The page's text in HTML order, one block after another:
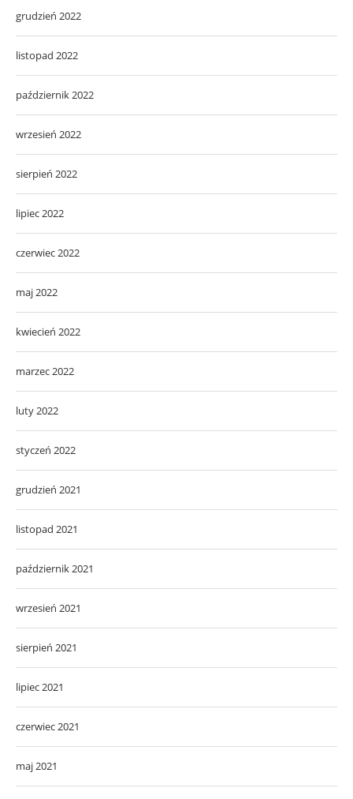
grudzień 2022
listopad 2022
październik 2022
wrzesień 2022
sierpień 2022
lipiec 2022
czerwiec 2022
maj 2022
kwiecień 2022
marzec 2022
luty 2022
styczeń 2022
grudzień 2021
listopad 2021
październik 2021
wrzesień 2021
sierpień 2021
lipiec 2021
czerwiec 2021
maj 2021